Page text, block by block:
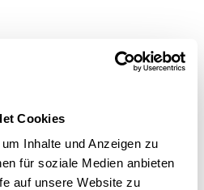
Cookies
Inhalte und Anzeigen zu
für soziale Medien anbieten
auf unsere Website zu